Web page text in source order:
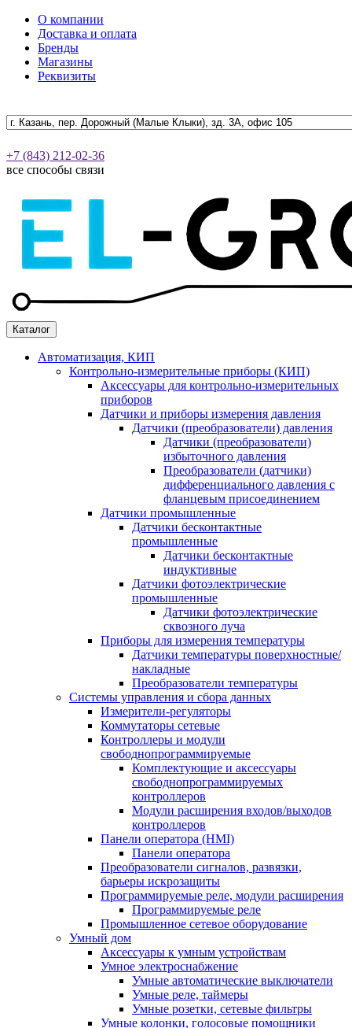
О компании
Доставка и оплата
Бренды
Магазины
Реквизиты
+7 (843) 212-02-36
все способы связи
Каталог
Автоматизация, КИП
Контрольно-измерительные приборы (КИП)
Аксессуары для контрольно-измерительных
приборов
Датчики и приборы измерения давления
Датчики (преобразователи) давления
Датчики (преобразователи)
избыточного давления
Преобразователи (датчики)
дифференциального давления с
фланцевым присоединением
Датчики промышленные
Датчики бесконтактные
промышленные
Датчики бесконтактные
индуктивные
Датчики фотоэлектрические
промышленные
Датчики фотоэлектрические
сквозного луча
Приборы для измерения температуры
Датчики температуры поверхностные/
накладные
Преобразователи температуры
Системы управления и сбора данных
Измерители-регуляторы
Коммутаторы сетевые
Контроллеры и модули
свободнопрограммируемые
Комплектующие и аксессуары
свободнопрограммируемых
контроллеров
Модули расширения входов/выходов
контроллеров
Панели оператора (HMI)
Панели оператора
Преобразователи сигналов, развязки,
барьеры искрозащиты
Программируемые реле, модули расширения
Программируемые реле
Промышленное сетевое оборудование
Умный дом
Аксессуары к умным устройствам
Умное электроснабжение
Умные автоматические выключатели
Умные реле, таймеры
Умные розетки, сетевые фильтры
Умные колонки, голосовые помощники